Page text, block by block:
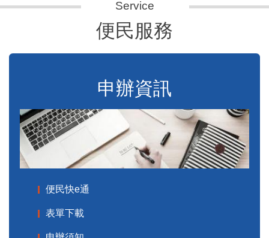
便民服務
申辦資訊
便民快e通
表單下載